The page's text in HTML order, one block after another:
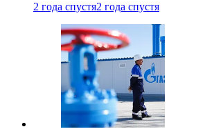
2 года спустя2 года спустя